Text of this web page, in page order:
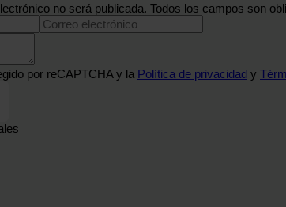
no será publicada. Todos los campos son
por reCAPTCHA y la Política de privacidad y